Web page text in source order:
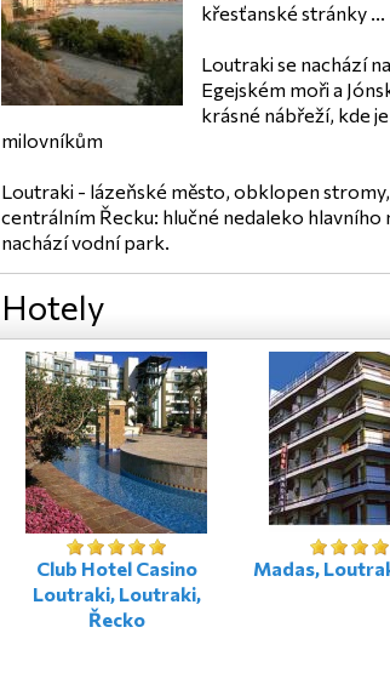
křesťanské stránky ...
Loutraki se nachází
Egejském moři a
krásné nábřeží, kde
milovníkům
Loutraki - lázeňské město, obklopen
centrálním Řecku: hlučné nedaleko
nachází vodní park.
Hotely
Club Hotel Casino
Loutraki, Loutraki,
Řecko
Madas,